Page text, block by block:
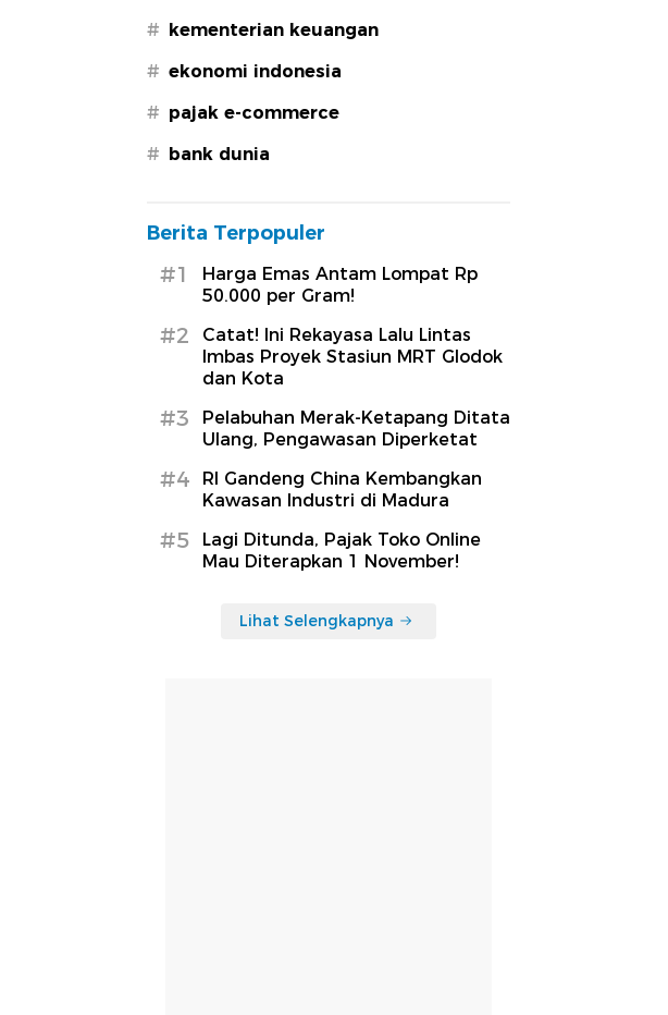
# kementerian keuangan
# ekonomi indonesia
# pajak e-commerce
# bank dunia
Berita Terpopuler
#1
Harga Emas Antam Lompat Rp
50.000 per Gram!
#2
Catat! Ini Rekayasa Lalu Lintas
Imbas Proyek Stasiun MRT Glodok
dan Kota
#3
Pelabuhan Merak-Ketapang Ditata
Ulang, Pengawasan Diperketat
#4
RI Gandeng China Kembangkan
Kawasan Industri di Madura
#5
Lagi Ditunda, Pajak Toko Online
Mau Diterapkan 1 November!
Lihat Selengkapnya